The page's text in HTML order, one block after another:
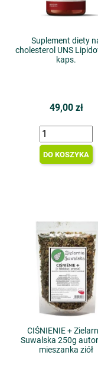
Suplement diety
cholesterol UNS
kaps.
49,00 zł
DO KOSZYKA
CIŚNIENIE +
Suwalska 250g
mieszanka ziół